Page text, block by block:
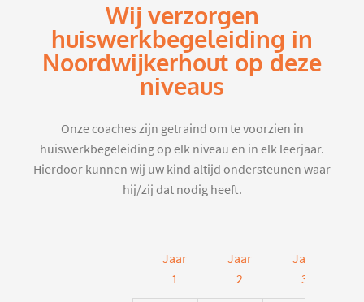
Wij verzorgen
huiswerkbegeleiding in
Noordwijkerhout op deze
niveaus
Onze coaches zijn getraind om te voorzien in
huiswerkbegeleiding op elk niveau en in elk leerjaar.
Hierdoor kunnen wij uw kind altijd ondersteunen waar
hij/zij dat nodig heeft.
Jaar
1
Jaar
2
Jaar
3